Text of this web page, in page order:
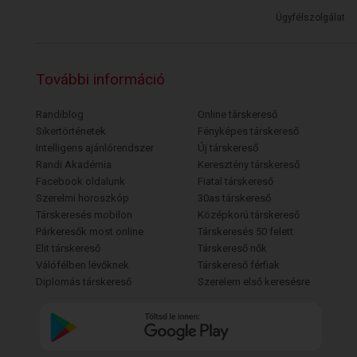
Ügyfélszolgálat
További információ
Randiblog
Sikertörténetek
Intelligens ajánlórendszer
Randi Akadémia
Facebook oldalunk
Szerelmi horoszkóp
Társkeresés mobilon
Párkeresők most online
Elit társkereső
Válófélben lévőknek
Diplomás társkereső
Online társkereső
Fényképes társkereső
Új társkereső
Keresztény társkereső
Fiatal társkereső
30as társkereső
Középkorú társkereső
Társkeresés 50 felett
Társkereső nők
Társkereső férfiak
Szerelem első keresésre